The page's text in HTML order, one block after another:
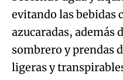
evitando las bebidas
azucaradas, además
sombrero y prendas
ligeras y